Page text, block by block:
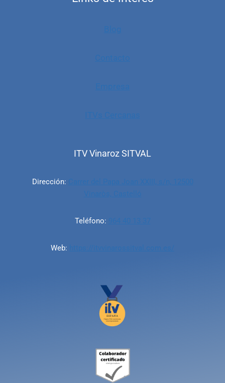
ITV Vinaroz SITVAL
Dirección:
Teléfono:
Web: